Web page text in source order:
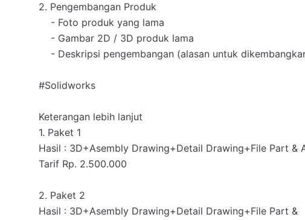
2. Pengembangan Produk
#Solidworks
Keterangan lebih lanjut
1. Paket 1
Hasil : 3D+Asembly Drawing+Detail Drawing+File Part &
Tarif Rp. 2.500.000
2. Paket 2
Hasil : 3D+Asembly Drawing+Detail Drawing+File Part &